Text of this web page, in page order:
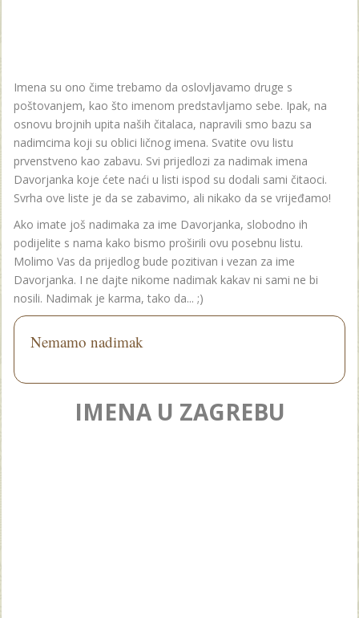
Imena su ono čime trebamo da oslovljavamo druge s
poštovanjem, kao što imenom predstavljamo sebe. Ipak, na
osnovu brojnih upita naših čitalaca, napravili smo bazu sa
nadimcima koji su oblici ličnog imena. Svatite ovu listu
prvenstveno kao zabavu. Svi prijedlozi za nadimak imena
Davorjanka koje ćete naći u listi ispod su dodali sami čitaoci.
Svrha ove liste je da se zabavimo, ali nikako da se vrijeđamo!
Ako imate još nadimaka za ime Davorjanka, slobodno ih
podijelite s nama kako bismo proširili ovu posebnu listu.
Molimo Vas da prijedlog bude pozitivan i vezan za ime
Davorjanka. I ne dajte nikome nadimak kakav ni sami ne bi
nosili. Nadimak je karma, tako da... ;)
Nemamo nadimak
IMENA U ZAGREBU